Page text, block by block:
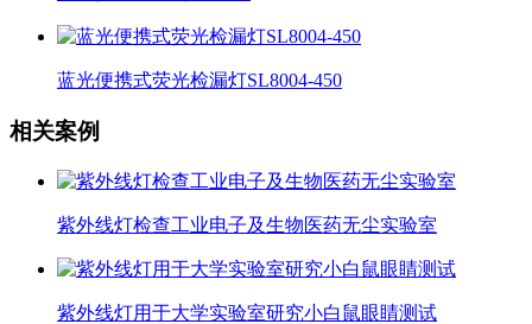
蓝光便携式荧光检漏灯SL8004-450
相关案例
紫外线灯检查工业电子及生物医药无尘实验室
紫外线灯用于大学实验室研究小白鼠眼睛测试